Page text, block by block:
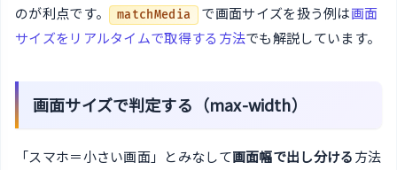
のが利点です。 matchMedia で画面サイズを扱う例は画面
サイズをリアルタイムで取得する方法でも解説しています。
画面サイズで判定する（max-width）
「スマホ＝小さい画面」とみなして画面幅で出し分ける方法